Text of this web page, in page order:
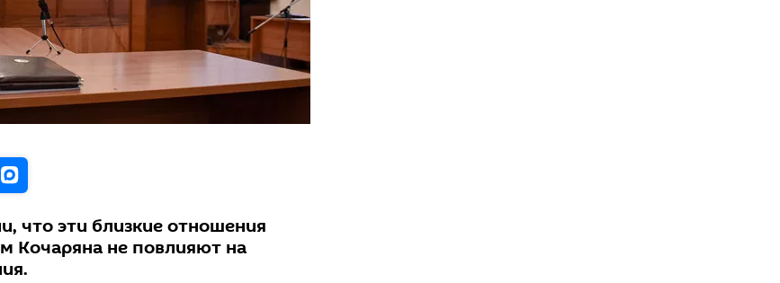
что эти близкие отношения
Кочаряна не повлияют на